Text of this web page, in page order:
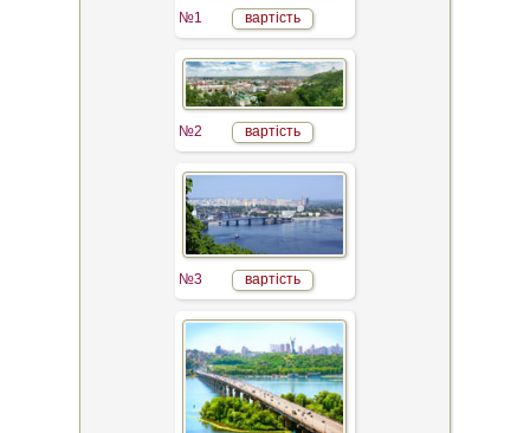
№1 вартість
№2 вартість
№3 вартість